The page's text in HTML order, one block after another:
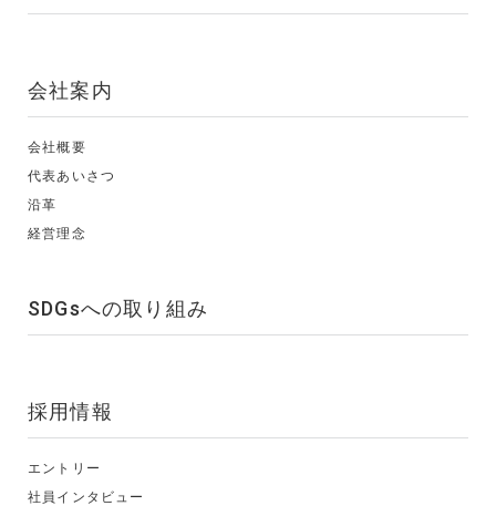
会社案内
会社概要
代表あいさつ
沿革
経営理念
SDGsへの取り組み
採用情報
エントリー
社員インタビュー